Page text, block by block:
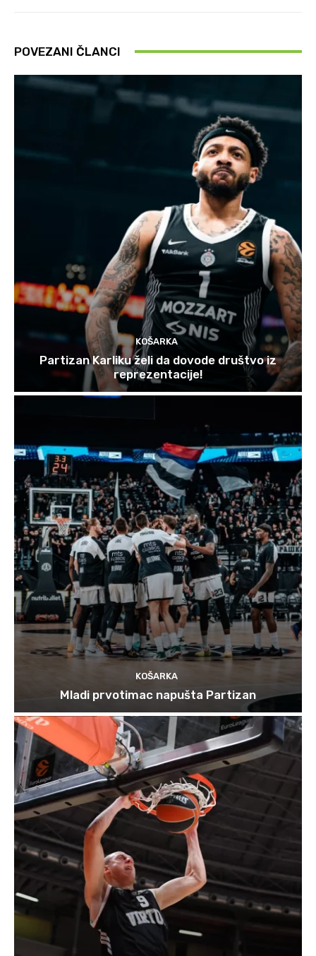
POVEZANI ČLANCI
KOŠARKA
Partizan Karliku želi da dovode društvo iz
reprezentacije!
KOŠARKA
Mladi prvotimac napušta Partizan